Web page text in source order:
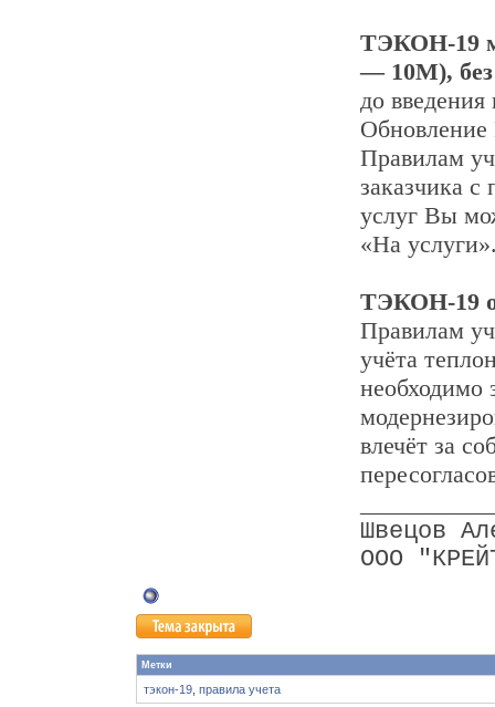
ТЭКОН-19
— 10М), без
до
Правилам
заказчика
услуг Вы
«На
ТЭКОН-19
Правилам
учёта
влечёт за
Швецов
ООО
Метки
тэкон-19 правила учета